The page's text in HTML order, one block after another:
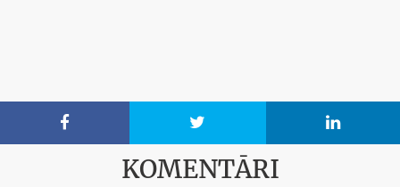
  
KOMENTĀRI